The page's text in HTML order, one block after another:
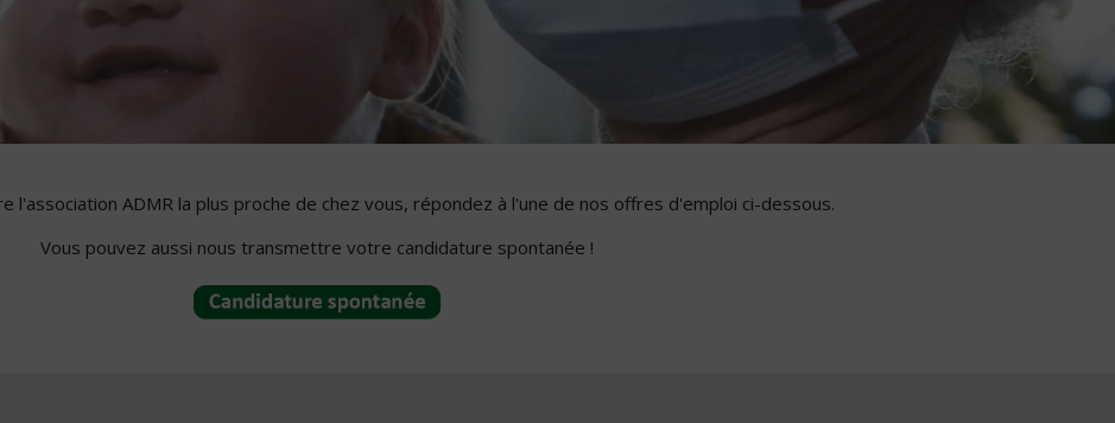
l'association ADMR la plus proche de chez vous, répondez à l'une de nos offres d'emploi ci-dessous.
Vous pouvez aussi nous transmettre votre candidature spontanée !